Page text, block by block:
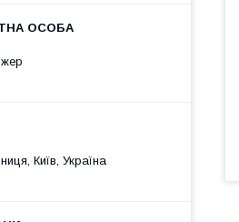
Київ, Україна